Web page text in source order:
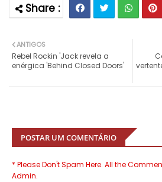
ANTIGOS
Rebel Rockin 'Jack revela a
enérgica 'Behind Closed Doors'
POSTAR UM COMENTÁRIO
* Please Don't Spam Here. All the
Admin.